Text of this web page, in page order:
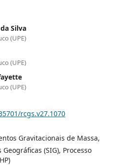
Silva
(UPE)
(UPE)
(UPE)
rcgs.v27.1070
Gravitacionais de Massa,
(SIG), Processo